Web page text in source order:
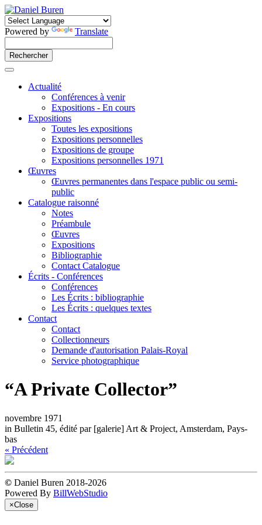
Powered by Translate
Actualité
Conférences à venir
Expositions - En cours
Expositions
Toutes les expositions
Expositions personnelles
Expositions de groupe
Expositions personnelles 1971
Œuvres
Œuvres permanentes dans l'espace public ou semi-
public
Catalogue raisonné
Notes
Préambule
Œuvres
Expositions
Bibliographie
Contact Catalogue
Écrits - Conférences
Conférences
Les Écrits : bibliographie
Les Écrits : quelques textes
Contact
Contact
Collectionneurs
Demande d'autorisation Palais-Royal
Service photographique
“A Private Collector”
novembre 1971
in Bulletin 45, édité par [galerie] Art & Project, Amsterdam, Pays-
bas
« Précédent
© Daniel Buren 2018-2026
Powered By BillWebStudio
×Close